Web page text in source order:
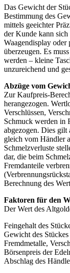
Das Gewicht der
Bestimmung des
mittels geeichter
der Kunde kann sich
Waagendisplay oder
überzeugen. Es
werden – kleine
unzureichend und
Abzüge vom
Zur Kaufpreis-
herangezogen.
Verschlüssen,
Schmuck werden in
abgezogen. Dies gilt
gleich vom Händler
Schmelzverluste
dar, die beim
Fremdanteile
Berechnung des
Faktoren für den
Der Wert des
Feingehalt des
Gewicht des
Fremdmetalle,
Börsenpreis der
Abschlag des